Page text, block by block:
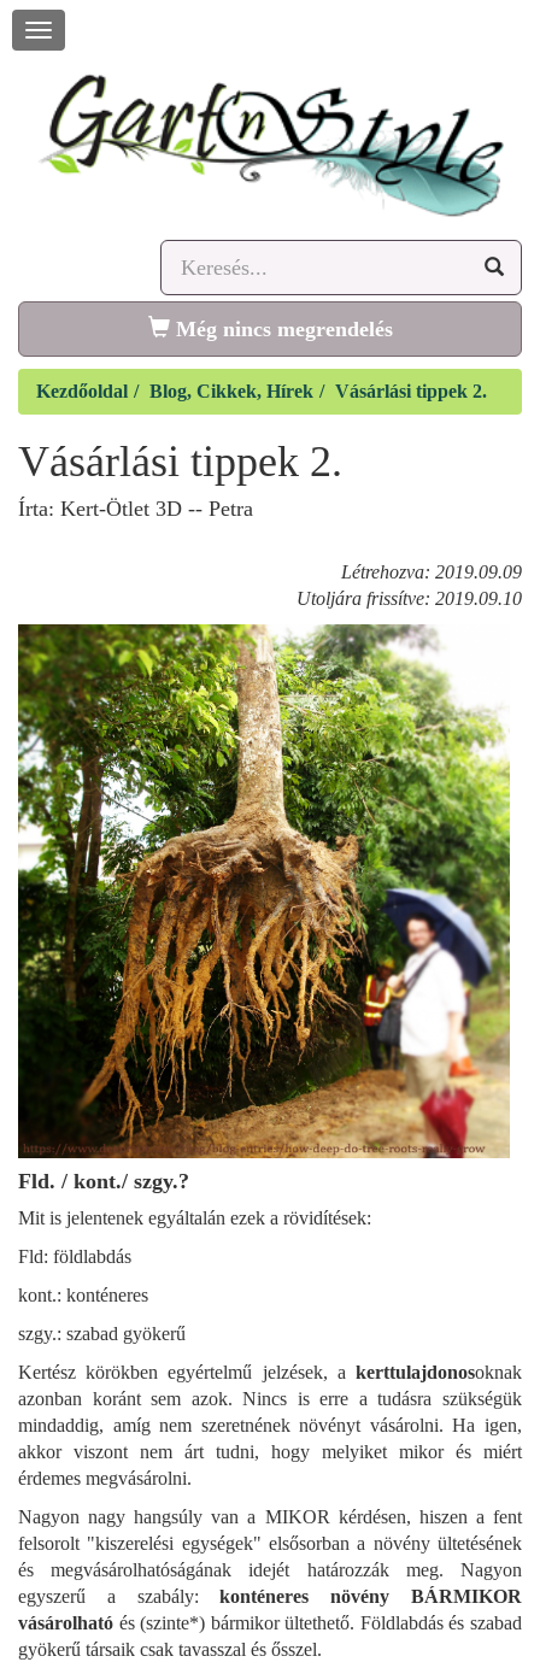
Navigáció
Még nincs megrendelés
Kezdőoldal Blog, Cikkek, Hírek Vásárlási tippek 2.
Vásárlási tippek 2.
Írta: Kert-Ötlet 3D -- Petra
Létrehozva: 2019.09.09
Utoljára frissítve: 2019.09.10
Fld. / kont./ szgy.?
Mit is jelentenek egyáltalán ezek a rövidítések:
Fld: földlabdás
kont.: konténeres
szgy.: szabad gyökerű
Kertész körökben egyértelmű jelzések, a kerttulajdonosoknak
azonban koránt sem azok. Nincs is erre a tudásra szükségük
mindaddig, amíg nem szeretnének növényt vásárolni. Ha igen,
akkor viszont nem árt tudni, hogy melyiket mikor és miért
érdemes megvásárolni.
Nagyon nagy hangsúly van a MIKOR kérdésen, hiszen a fent
felsorolt "kiszerelési egységek" elsősorban a növény ültetésének
és megvásárolhatóságának idejét határozzák meg. Nagyon
egyszerű a szabály:konténeres növény BÁRMIKOR
vásárolható és (szinte*) bármikor ültethető. Földlabdás és szabad
gyökerű társaik csak tavasszal és ősszel.